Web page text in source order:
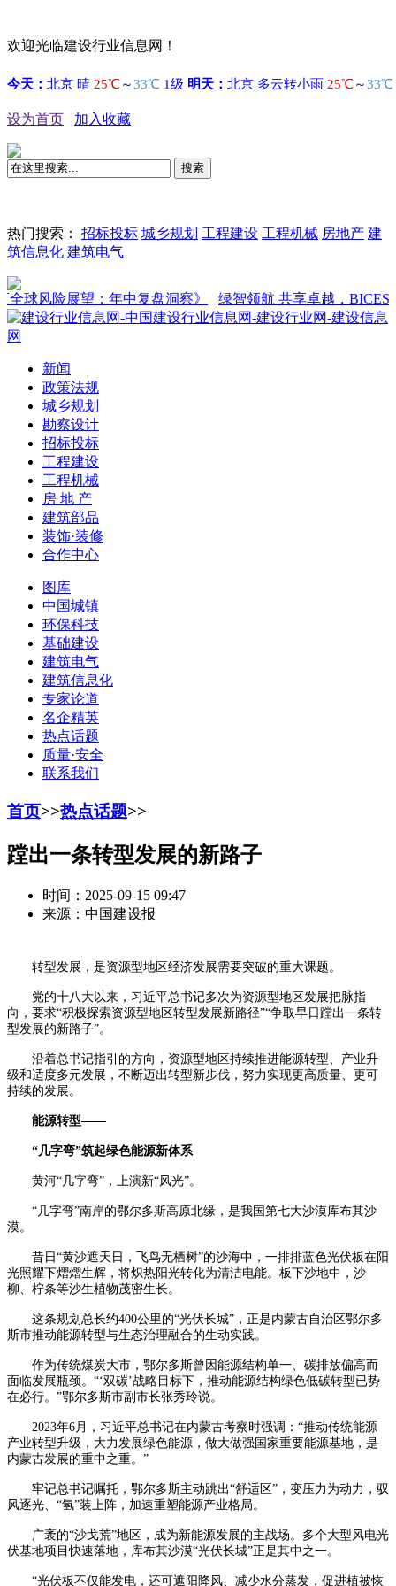
欢迎光临建设行业信息网！
设为首页 加入收藏
搜索
热门搜索： 招标投标 城乡规划 工程建设 工程机械 房地产 建
筑信息化 建筑电气
险展望：年中复盘洞察》 绿智领航 共享卓越，BICES 2027
新闻
政策法规
城乡规划
勘察设计
招标投标
工程建设
工程机械
房 地 产
建筑部品
装饰·装修
合作中心
图库
中国城镇
环保科技
基础建设
建筑电气
建筑信息化
专家论道
名企精英
热点话题
质量·安全
联系我们
首页>>热点话题>>
蹚出一条转型发展的新路子
时间：2025-09-15 09:47
来源：中国建设报
转型发展，是资源型地区经济发展需要突破的重大课题。
党的十八大以来，习近平总书记多次为资源型地区发展把脉指
向，要求“积极探索资源型地区转型发展新路径”“争取早日蹚出一条转
型发展的新路子”。
沿着总书记指引的方向，资源型地区持续推进能源转型、产业升
级和适度多元发展，不断迈出转型新步伐，努力实现更高质量、更可
持续的发展。
能源转型——
“几字弯”筑起绿色能源新体系
黄河“几字弯”，上演新“风光”。
“几字弯”南岸的鄂尔多斯高原北缘，是我国第七大沙漠库布其沙
漠。
昔日“黄沙遮天日，飞鸟无栖树”的沙海中，一排排蓝色光伏板在阳
光照耀下熠熠生辉，将炽热阳光转化为清洁电能。板下沙地中，沙
柳、柠条等沙生植物茂密生长。
这条规划总长约400公里的“光伏长城”，正是内蒙古自治区鄂尔多
斯市推动能源转型与生态治理融合的生动实践。
作为传统煤炭大市，鄂尔多斯曾因能源结构单一、碳排放偏高而
面临发展瓶颈。“‘双碳’战略目标下，推动能源结构绿色低碳转型已势
在必行。”鄂尔多斯市副市长张秀玲说。
2023年6月，习近平总书记在内蒙古考察时强调：“推动传统能源
产业转型升级，大力发展绿色能源，做大做强国家重要能源基地，是
内蒙古发展的重中之重。”
牢记总书记嘱托，鄂尔多斯主动跳出“舒适区”，变压力为动力，驭
风逐光、“氢”装上阵，加速重塑能源产业格局。
广袤的“沙戈荒”地区，成为新能源发展的主战场。多个大型风电光
伏基地项目快速落地，库布其沙漠“光伏长城”正是其中之一。
“光伏板不仅能发电，还可遮阳降风、减少水分蒸发，促进植被恢